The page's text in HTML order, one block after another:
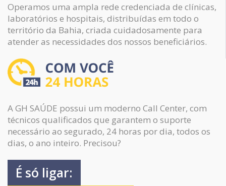
Operamos uma ampla rede credenciada de clínicas,
laboratórios e hospitais, distribuídas em todo o
território da Bahia, criada cuidadosamente para
atender as necessidades dos nossos beneficiários.
A GH SAÚDE possui um moderno Call Center, com
técnicos qualificados que garantem o suporte
necessário ao segurado, 24 horas por dia, todos os
dias, o ano inteiro. Precisou?
É só ligar: